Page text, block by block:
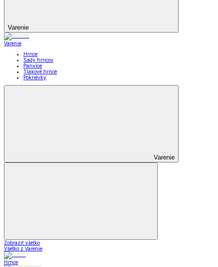
Varenie
Varenie
Hrnce
Sady hrncov
Panvice
Tlakové hrnce
Pokrievky
Varenie
Zobraziť všetko
Všetko z Varenie
Hrnce